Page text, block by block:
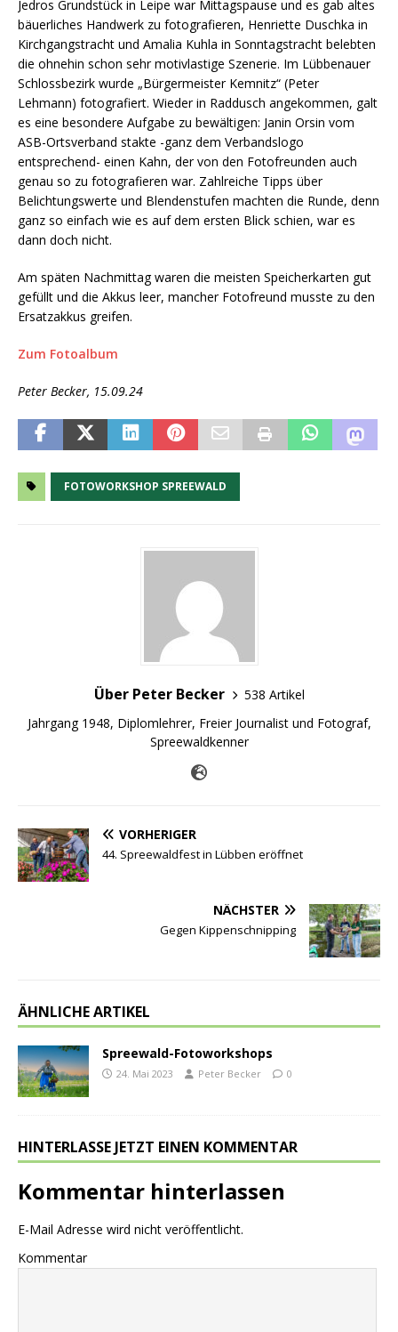
Jedros Grundstück in Leipe war Mittagspause und es gab altes
bäuerliches Handwerk zu fotografieren, Henriette Duschka in
Kirchgangstracht und Amalia Kuhla in Sonntagstracht belebten
die ohnehin schon sehr motivlastige Szenerie. Im Lübbenauer
Schlossbezirk wurde „Bürgermeister Kemnitz“ (Peter
Lehmann) fotografiert. Wieder in Raddusch angekommen, galt
es eine besondere Aufgabe zu bewältigen: Janin Orsin vom
ASB-Ortsverband stakte -ganz dem Verbandslogo
entsprechend- einen Kahn, der von den Fotofreunden auch
genau so zu fotografieren war. Zahlreiche Tipps über
Belichtungswerte und Blendenstufen machten die Runde, denn
ganz so einfach wie es auf dem ersten Blick schien, war es
dann doch nicht.
Am späten Nachmittag waren die meisten Speicherkarten gut
gefüllt und die Akkus leer, mancher Fotofreund musste zu den
Ersatzakkus greifen.
Zum Fotoalbum
Peter Becker, 15.09.24
FOTOWORKSHOP SPREEWALD
Über Peter Becker
538 Artikel
Jahrgang 1948, Diplomlehrer, Freier Journalist und Fotograf,
Spreewaldkenner
VORHERIGER
44. Spreewaldfest in Lübben eröffnet
NÄCHSTER
Gegen Kippenschnipping
ÄHNLICHE ARTIKEL
Spreewald-Fotoworkshops
24. Mai 2023 Peter Becker 0
HINTERLASSE JETZT EINEN KOMMENTAR
Kommentar hinterlassen
E-Mail Adresse wird nicht veröffentlicht.
Kommentar